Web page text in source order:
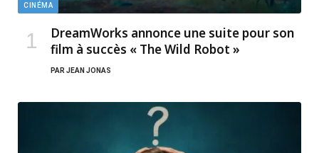
CINÉMA
DreamWorks annonce une suite pour son
film à succès « The Wild Robot »
PAR JEAN JONAS